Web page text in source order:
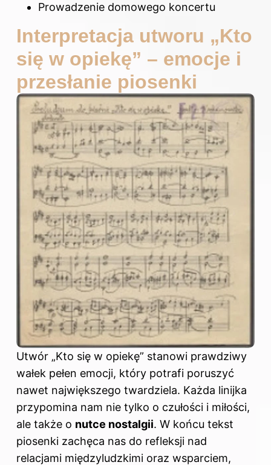
Prowadzenie domowego koncertu
Interpretacja utworu „Kto
się w opiekę” – emocje i
przesłanie piosenki
Utwór „Kto się w opiekę” stanowi prawdziwy
wałek pełen emocji, który potrafi poruszyć
nawet największego twardziela. Każda linijka
przypomina nam nie tylko o czułości i miłości,
ale także o nutce nostalgii. W końcu tekst
piosenki zachęca nas do refleksji nad
relacjami międzyludzkimi oraz wsparciem,